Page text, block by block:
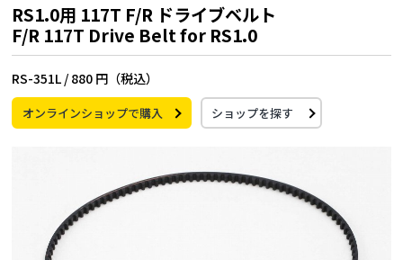
RS1.0用 117T F/R ドライブベルト
F/R 117T Drive Belt for RS1.0
RS-351L / 880 円（税込）
オンラインショップで購入 ショップを探す